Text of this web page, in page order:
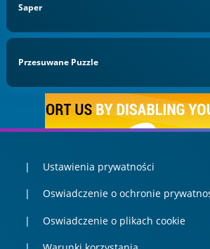
Saper
Przesuwane Puzzle
Ustawienia prywatności
Oswiadczenie o ochronie
Oswiadczenie o plikach cookie